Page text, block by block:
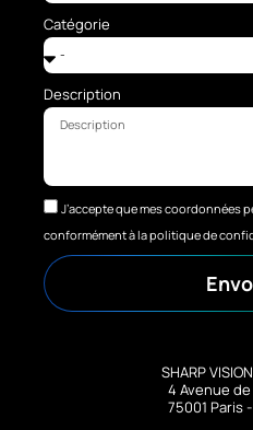
SHARP
4 Avenue
75001 Paris
Catégorie
Description
J’accepte que mes coordonnées
conformément à la politique de